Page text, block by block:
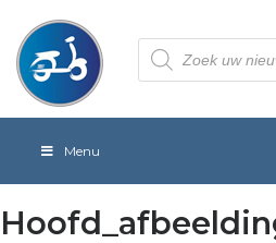
Producten
zoeken
Menu